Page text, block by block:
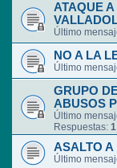
ATAQUE
Último
NO A LA
Último
GRUPO
ABUSOS
Último
Respuestas: 1
ASALTO A
Último